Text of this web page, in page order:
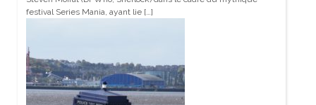
festival Series Mania, ayant lie […]